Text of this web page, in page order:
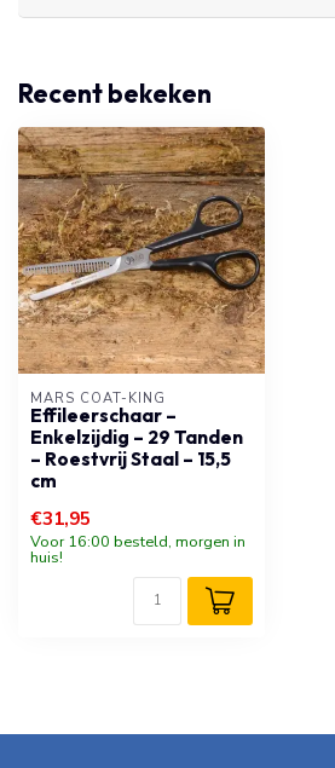
Recent bekeken
MARS COAT-KING
Effileerschaar –
Enkelzijdig – 29 Tanden
– Roestvrij Staal – 15,5
cm
€31,95
Voor 16:00 besteld, morgen in
huis!